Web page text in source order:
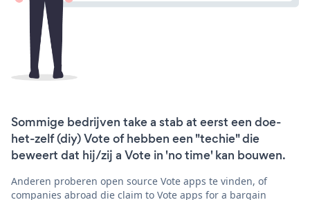
Sommige bedrijven take a stab at eerst een doe-
het-zelf (diy) Vote of hebben een "techie" die
beweert dat hij/zij a Vote in 'no time' kan bouwen.
Anderen proberen open source Vote apps te vinden, of
companies abroad die claim to Vote apps for a bargain